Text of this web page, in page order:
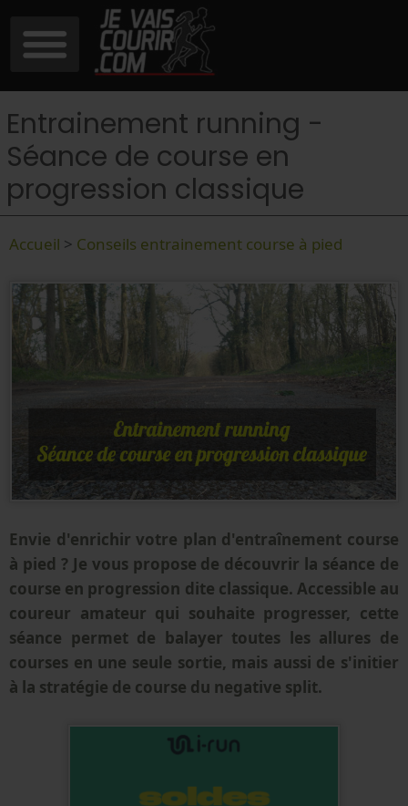
Entrainement running -
Séance de course en
progression classique
Accueil > Conseils entrainement course à pied
Envie d'enrichir votre plan d'entraînement course
à pied ? Je vous propose de découvrir la séance de
course en progression dite classique. Accessible au
coureur amateur qui souhaite progresser, cette
séance permet de balayer toutes les allures de
courses en une seule sortie, mais aussi de s'initier
à la stratégie de course du negative split.